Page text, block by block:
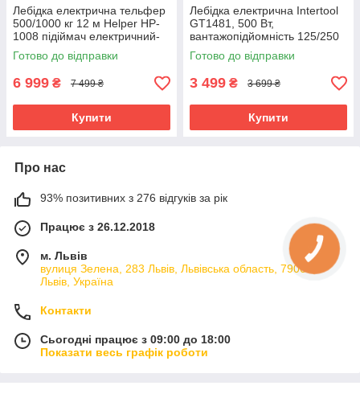
Лебідка електрична тельфер
500/1000 кг 12 м Helper HP-
1008 підіймач електричний-
тельфер
Готово до відправки
6 999 ₴ 7 499 ₴
Купити
Лебідка електрична Intertool
GT1481, 500 Вт,
вантажопідйомність 125/250
кг, трос 3.0 мм*12м mst mst
Готово до відправки
3 499 ₴ 3 699 ₴
Купити
Про нас
93% позитивних з 276 відгуків за рік
Працює з 26.12.2018
м. Львів
вулиця Зелена, 283 Львів, Львівська область, 79066,
Львів, Україна
Контакти
Сьогодні працює з 09:00 до 18:00
Показати весь графік роботи